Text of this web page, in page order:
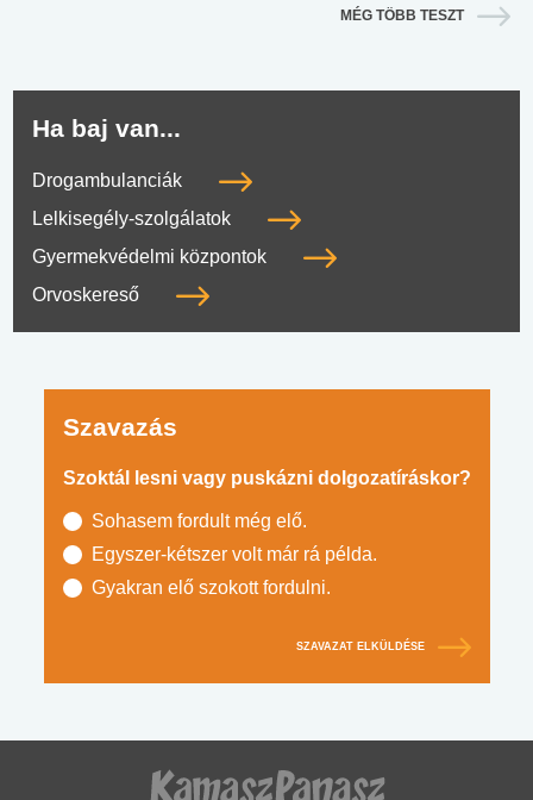
MÉG TÖBB TESZT
Ha baj van...
Drogambulanciák
Lelkisegély-szolgálatok
Gyermekvédelmi központok
Orvoskereső
Szavazás
Szoktál lesni vagy puskázni dolgozatíráskor?
Sohasem fordult még elő.
Egyszer-kétszer volt már rá példa.
Gyakran elő szokott fordulni.
SZAVAZAT ELKÜLDÉSE